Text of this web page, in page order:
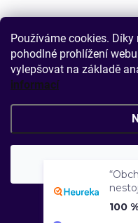
Používáme cookies.
pohodlné prohlížení
vylepšovat na základě
informací
100 %